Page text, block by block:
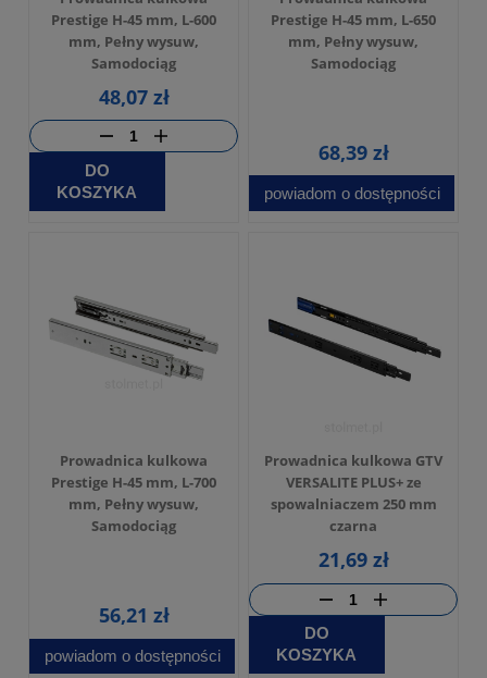
Prestige H-45 mm, L-600
mm, Pełny wysuw,
Samodociąg
48,07 zł
DO
KOSZYKA
Prestige H-45 mm, L-650
mm, Pełny wysuw,
Samodociąg
68,39 zł
powiadom o dostępności
Prowadnica kulkowa
Prestige H-45 mm, L-700
mm, Pełny wysuw,
Samodociąg
56,21 zł
powiadom o dostępności
Prowadnica kulkowa GTV
VERSALITE PLUS+ ze
spowalniaczem 250 mm
czarna
21,69 zł
DO
KOSZYKA